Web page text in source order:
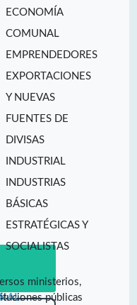
ECONOMÍA
COMUNAL
EMPRENDEDORES
EXPORTACIONES
Y NUEVAS
FUENTES DE
DIVISAS
INDUSTRIAL
INDUSTRIAS
BÁSICAS
ESTRATÉGICAS Y
SOCIALISTAS
ministerios,
públicas